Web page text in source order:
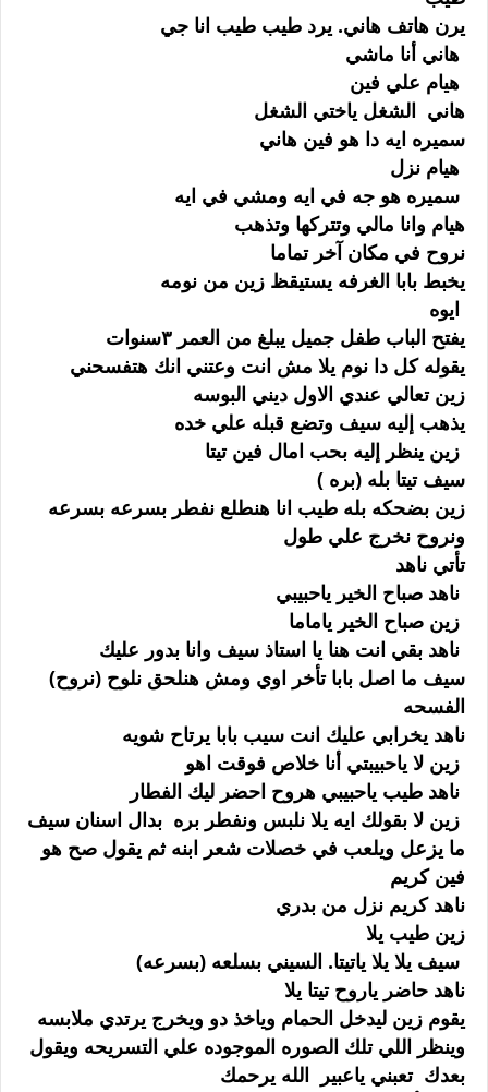
يرن هاتف هاني. يرد طيب طيب انا جي
هاني أنا ماشي
هيام علي فين
هاني الشغل ياختي الشغل
سميره ايه دا هو فين هاني
هيام نزل
سميره هو جه في ايه ومشي في ايه
هيام وانا مالي وتتركها وتذهب
نروح في مكان آخر تماما
يخبط بابا الغرفه يستيقظ زين من نومه
ايوه
يفتح الباب طفل جميل يبلغ من العمر ٣سنوات
يقوله كل دا نوم يلا مش انت وعتني انك هتفسحني
زين تعالي عندي الاول ديني البوسه
يذهب إليه سيف وتضع قبله علي خده
زين ينظر إليه بحب امال فين تيتا
سيف تيتا بله (بره )
زين بضحكه بله طيب انا هنطلع نفطر بسرعه بسرعه
ونروح نخرج علي طول
تأتي ناهد
ناهد صباح الخير ياحبيبي
زين صباح الخير ياماما
ناهد بقي انت هنا يا استاذ سيف وانا بدور عليك
سيف ما اصل بابا تأخر اوي ومش هنلحق نلوح (نروح)
الفسحه
ناهد يخرابي عليك انت سيب بابا يرتاح شويه
زين لا ياحبيبتي أنا خلاص فوقت اهو
ناهد طيب ياحبيبي هروح احضر ليك الفطار
زين لا بقولك ايه يلا نلبس ونفطر بره بدال اسنان سيف
ما يزعل ويلعب في خصلات شعر ابنه ثم يقول صح هو
فين كريم
ناهد كريم نزل من بدري
زين طيب يلا
سيف يلا يلا ياتيتا. السيني بسلعه (بسرعه)
ناهد حاضر ياروح تيتا يلا
يقوم زين ليدخل الحمام وياخذ دو ويخرج يرتدي ملابسه
وينظر اللي تلك الصوره الموجوده علي التسريحه ويقول
بعدك تعبني ياعبير الله يرحمك